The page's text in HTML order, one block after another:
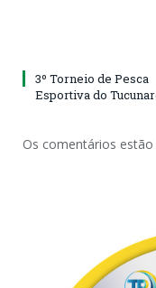
3º Torneio de Pesca
Esportiva do
Os comentários estão